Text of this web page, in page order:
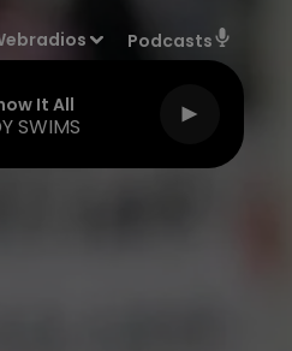
Podcasts
It All
SWIMS